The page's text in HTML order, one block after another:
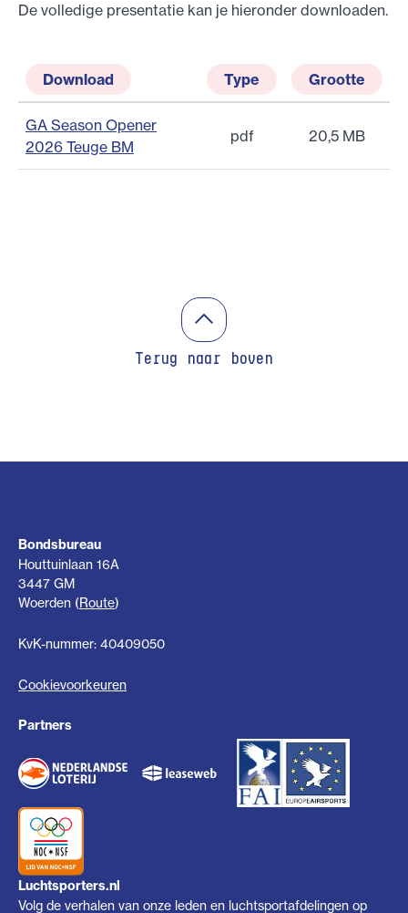
De volledige presentatie kan je hieronder downloaden.
Download Type Grootte
GA Season Opener
2026 Teuge BM
pdf 20,5 MB
Terug naar boven
Bondsbureau
Houttuinlaan 16A
3447 GM
Woerden (Route)
KvK-nummer: 40409050
Cookievoorkeuren
Partners
Luchtsporters.nl
Volg de verhalen van onze leden en luchtsportafdelingen op